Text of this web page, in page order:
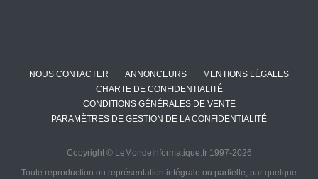
NOUS CONTACTER ANNONCEURS
MENTIONS LÉGALES
CHARTE DE CONFIDENTIALITÉ
CONDITIONS GÉNÉRALES DE VENTE
PARAMÈTRES DE GESTION DE LA CONFIDENTIALITÉ
Copyright © LeMondeInformatique.fr 1997-2026
Toute reproduction ou représentation intégrale ou partielle, par quelque